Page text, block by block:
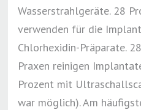
Wasserstrahlgeräte. 28
verwenden für die
Chlorhexidin-Präparate.
Praxen reinigen
Prozent mit
war möglich). Am